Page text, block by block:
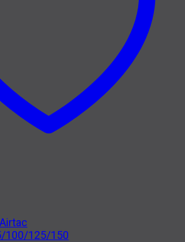
100/125/150